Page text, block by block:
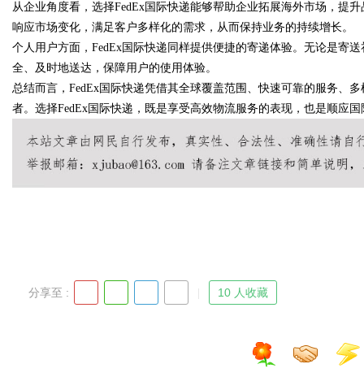
!
从企业角度看，选择FedEx国际快递能够帮助企业拓展海外市场，提
响应市场变化，满足客户多样化的需求，从而保持业务的持续增长。
个人用户方面，FedEx国际快递同样提供便捷的寄递体验。无论是寄
全、及时地送达，保障用户的使用体验。
总结而言，FedEx国际快递凭借其全球覆盖范围、快速可靠的服务、
者。选择FedEx国际快递，既是享受高效物流服务的表现，也是顺应
分享至 : 10 人收藏